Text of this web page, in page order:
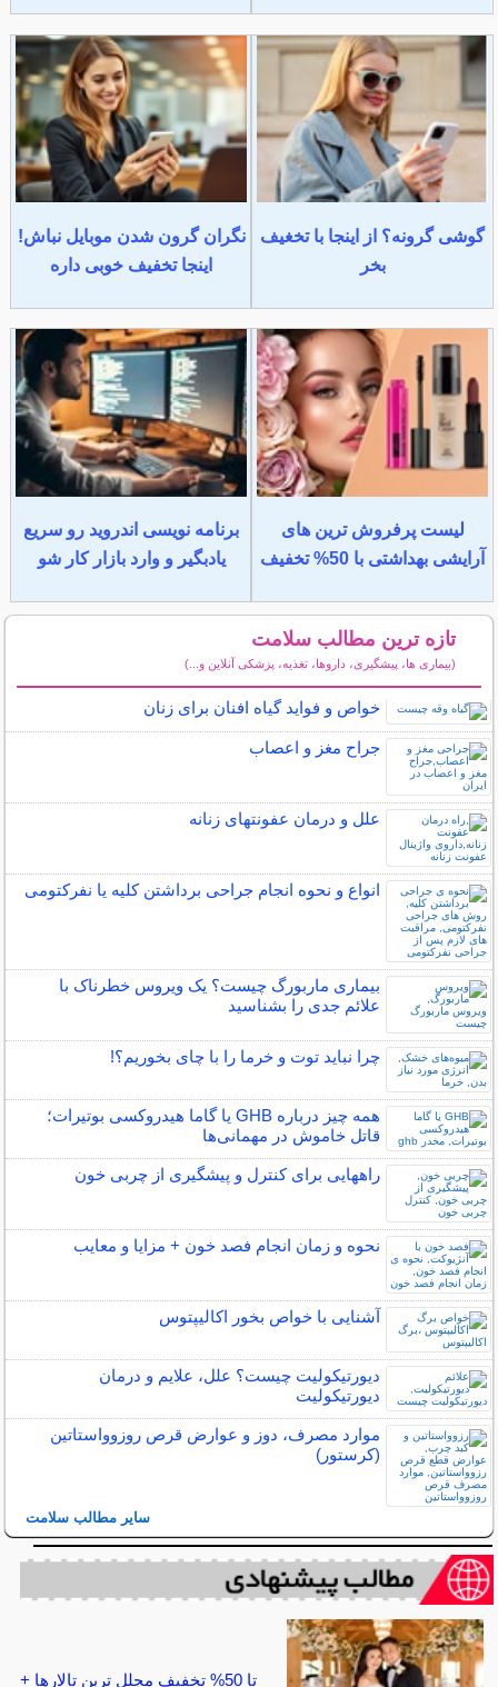
گوشی گرونه؟ از اینجا با تخغیف
بخر
نگران گرون شدن موبایل نباش!
اینجا تخفیف خوبی داره
لیست پرفروش ترین های
آرایشی بهداشتی با 50% تخفیف
برنامه نویسی اندروید رو سریع
یادبگیر و وارد بازار کار شو
تازه ترین مطالب سلامت
(بیماری ها، پیشگیری، داروها، تغذیه، پزشکی آنلاین و...)
خواص و فواید گیاه افنان برای زنان
جراح مغز و اعصاب
علل و درمان عفونتهای زنانه
انواع و نحوه انجام جراحی برداشتن کلیه یا نفرکتومی
بیماری ماربورگ چیست؟ یک ویروس خطرناک با
علائم جدی را بشناسید
چرا نباید توت و خرما را با چای بخوریم؟!
همه چیز درباره GHB یا گاما هیدروکسی بوتیرات؛
قاتل خاموش در مهمانی‌ها
راههایی برای کنترل و پیشگیری از چربی خون
نحوه و زمان انجام فصد خون + مزایا و معایب
آشنایی با خواص بخور اکالیپتوس
دیورتیکولیت چیست؟ علل، علایم و درمان
دیورتیکولیت
موارد مصرف، دوز و عوارض قرص روزوواستاتین
(کرستور)
سایر مطالب سلامت
تا 50% تخفیف مجلل ترین تالارها +